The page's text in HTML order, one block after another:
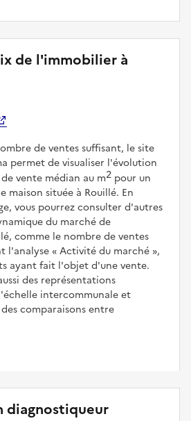
de l'immobilier à
de ventes suffisant, le site
permet de visualiser l'évolution
vente médian au m2 pour un
maison située à Rouillé. En
vous pourrez consulter d'autres
du marché de
comme le nombre de ventes
l'analyse
Activité du marché ,
ayant fait l'objet d'une vente.
des représentations
intercommunale et
comparaisons entre
diagnostiqueur